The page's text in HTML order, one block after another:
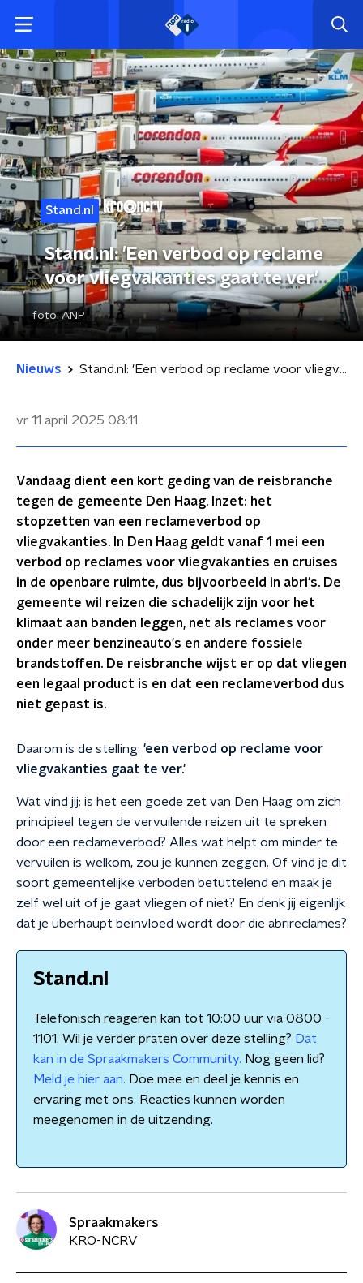
Stand.nl
Stand.nl: 'Een verbod op reclame
voor vliegvakanties gaat te ver'
foto:ANP
Nieuws Stand.nl: 'Een verbod op reclame voor vliegvakanties gaat te ver'
vr 11 april 2025 08:11
Vandaag dient een kort geding van de reisbranche
tegen de gemeente Den Haag. Inzet: het
stopzetten van een reclameverbod op
vliegvakanties. In Den Haag geldt vanaf 1 mei een
verbod op reclames voor vliegvakanties en cruises
in de openbare ruimte, dus bijvoorbeeld in abri's. De
gemeente wil reizen die schadelijk zijn voor het
klimaat aan banden leggen, net als reclames voor
onder meer benzineauto's en andere fossiele
brandstoffen. De reisbranche wijst er op dat vliegen
een legaal product is en dat een reclameverbod dus
niet gepast is.
Daarom is de stelling: 'een verbod op reclame voor
vliegvakanties gaat te ver.'
Wat vind jij: is het een goede zet van Den Haag om zich
principieel tegen de vervuilende reizen uit te spreken
door een reclameverbod? Alles wat helpt om minder te
vervuilen is welkom, zou je kunnen zeggen. Of vind je dit
soort gemeentelijke verboden betuttelend en maak je
zelf wel uit of je gaat vliegen of niet? En denk jij eigenlijk
dat je überhaupt beïnvloed wordt door die abrireclames?
Stand.nl
Telefonisch reageren kan tot 10:00 uur via 0800 -
1101. Wil je verder praten over deze stelling? Dat
kan in de Spraakmakers Community. Nog geen lid?
Meld je hier aan. Doe mee en deel je kennis en
ervaring met ons. Reacties kunnen worden
meegenomen in de uitzending.
Spraakmakers
KRO-NCRV